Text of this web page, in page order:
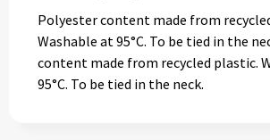
Polyester content made from
Washable at 95°C. To be tied in the
content made from recycled plastic.
95°C. To be tied in the neck.